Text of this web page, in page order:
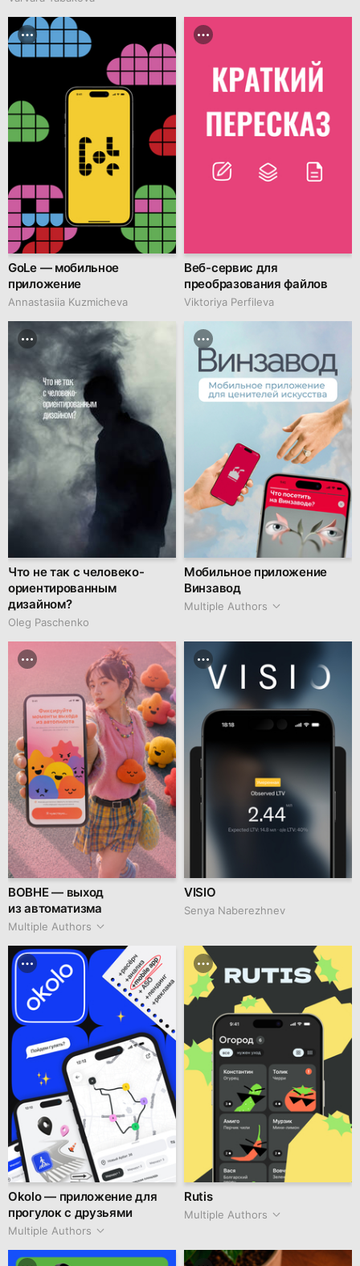
GoLe — мобильное
приложение
Annastasiia Kuzmicheva
Веб-сервис для
преобразования файлов
Viktoriya Perfileva
Что не так с человеко-
ориентированным
дизайном?
Oleg Paschenko
Мобильное приложение
Винзавод
Multiple Authors
ВОВНЕ — выход
из автоматизма
Multiple Authors
VISIO
Senya Naberezhnev
Okolo — приложение для
прогулок с друзьями
Multiple Authors
Rutis
Multiple Authors